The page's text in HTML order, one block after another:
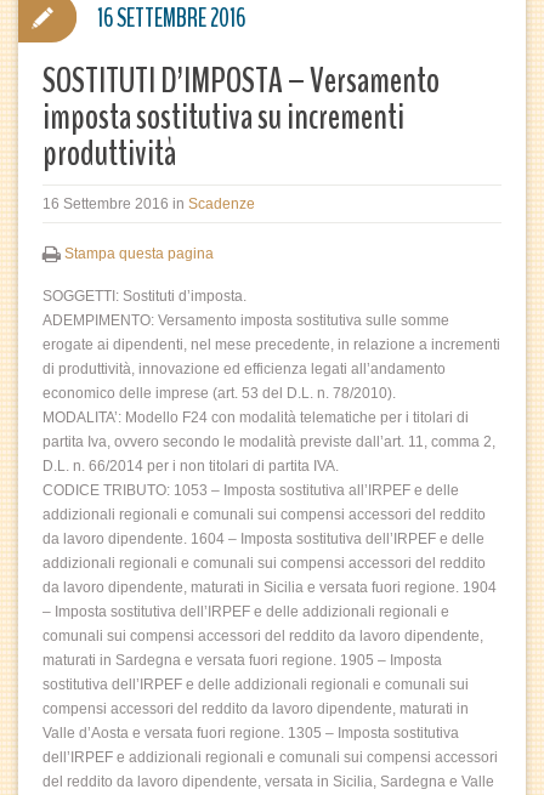
SOSTITUTI D’IMPOSTA – Versamento
imposta sostitutiva su incrementi
produttività
16 Settembre 2016 in Scadenze
Stampa questa pagina
SOGGETTI: Sostituti d’imposta.
ADEMPIMENTO: Versamento imposta sostitutiva sulle somme
erogate ai dipendenti, nel mese precedente, in relazione a incrementi
di produttività, innovazione ed efficienza legati all’andamento
economico delle imprese (art. 53 del D.L. n. 78/2010).
MODALITA’: Modello F24 con modalità telematiche per i titolari di
partita Iva, ovvero secondo le modalità previste dall’art. 11, comma 2,
D.L. n. 66/2014 per i non titolari di partita IVA.
CODICE TRIBUTO: 1053 – Imposta sostitutiva all’IRPEF e delle
addizionali regionali e comunali sui compensi accessori del reddito
da lavoro dipendente. 1604 – Imposta sostitutiva dell’IRPEF e delle
addizionali regionali e comunali sui compensi accessori del reddito
da lavoro dipendente, maturati in Sicilia e versata fuori regione. 1904
– Imposta sostitutiva dell’IRPEF e delle addizionali regionali e
comunali sui compensi accessori del reddito da lavoro dipendente,
maturati in Sardegna e versata fuori regione. 1905 – Imposta
sostitutiva dell’IRPEF e delle addizionali regionali e comunali sui
compensi accessori del reddito da lavoro dipendente, maturati in
Valle d’Aosta e versata fuori regione. 1305 – Imposta sostitutiva
dell’IRPEF e addizionali regionali e comunali sui compensi accessori
del reddito da lavoro dipendente, versata in Sicilia, Sardegna e Valle
16 SETTEMBRE 2016